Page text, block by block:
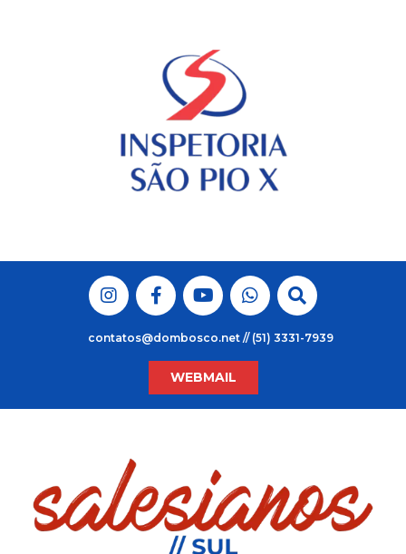
contatos@dombosco.net // (51) 3331-7939
WEBMAIL